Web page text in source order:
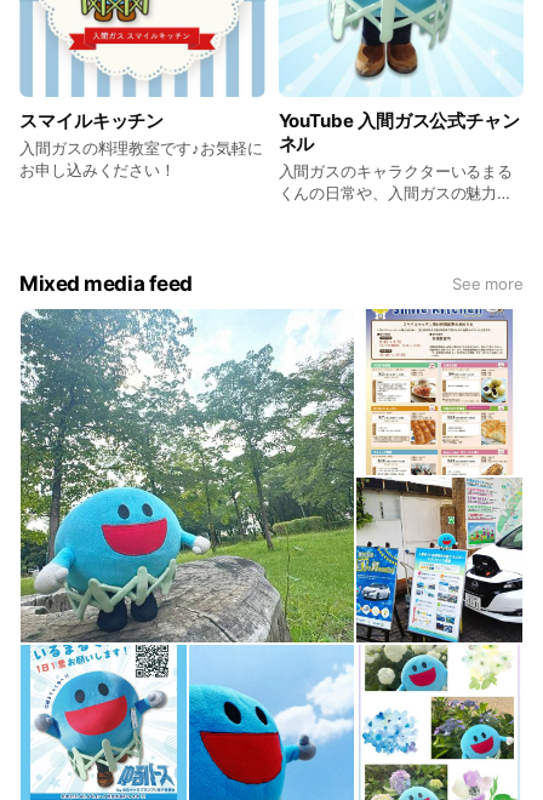
スマイルキッチン
入間ガスの料理教室です♪お気軽に
お申し込みください！
YouTube 入間ガス公式チャン
ネル
入間ガスのキャラクターいるまる
くんの日常や、入間ガスの魅力を
Mixed media feed See more